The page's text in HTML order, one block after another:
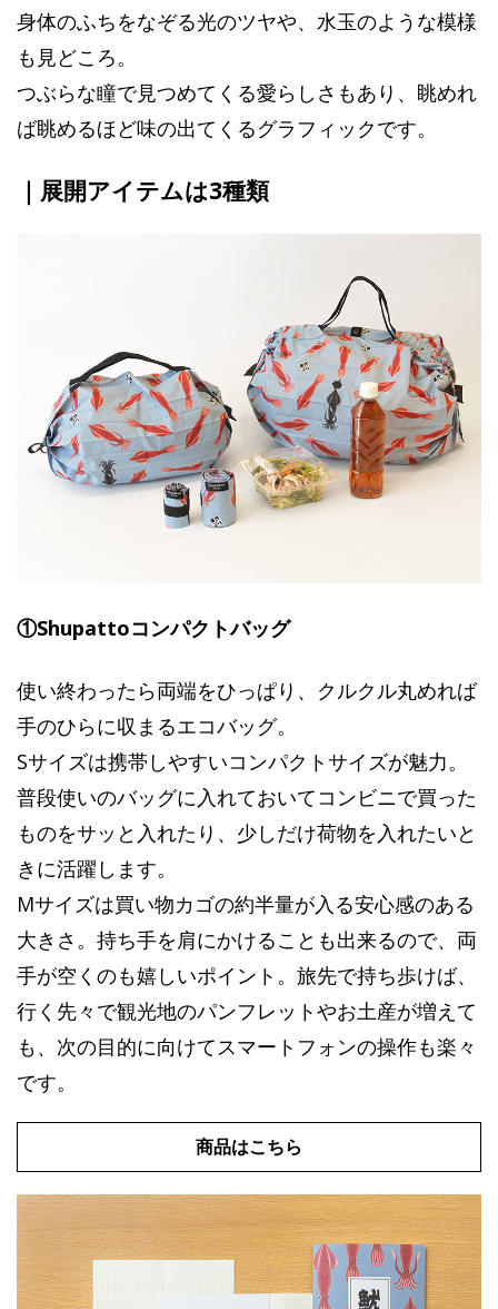
身体のふちをなぞる光のツヤや、水玉のような模様
も見どころ。
つぶらな瞳で見つめてくる愛らしさもあり、眺めれ
ば眺めるほど味の出てくるグラフィックです。
｜展開アイテムは3種類
①Shupattoコンパクトバッグ
使い終わったら両端をひっぱり、クルクル丸めれば
手のひらに収まるエコバッグ。
Sサイズは携帯しやすいコンパクトサイズが魅力。
普段使いのバッグに入れておいてコンビニで買った
ものをサッと入れたり、少しだけ荷物を入れたいと
きに活躍します。
Mサイズは買い物カゴの約半量が入る安心感のある
大きさ。持ち手を肩にかけることも出来るので、両
手が空くのも嬉しいポイント。旅先で持ち歩けば、
行く先々で観光地のパンフレットやお土産が増えて
も、次の目的に向けてスマートフォンの操作も楽々
です。
商品はこちら